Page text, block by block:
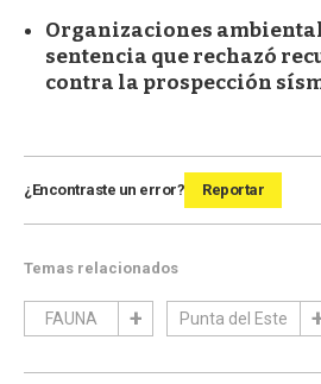
Organizaciones
sentencia que rechazó
contra la prospección
¿Encontraste un error? Reportar
Temas relacionados
FAUNA Punta del Este